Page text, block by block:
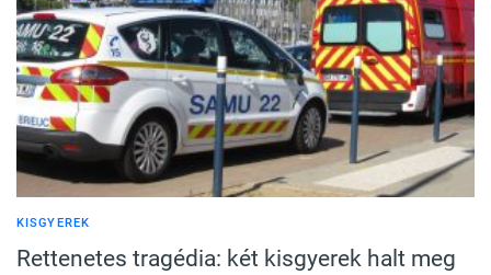
KISGYEREK
Rettenetes tragédia: két kisgyerek halt meg